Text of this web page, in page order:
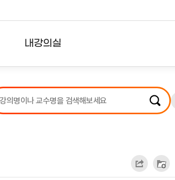
내강의실
강의리스트
수강확인증강의